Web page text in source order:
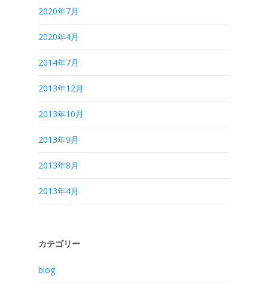
2020年7月
2020年4月
2014年7月
2013年12月
2013年10月
2013年9月
2013年8月
2013年4月
カテゴリー
blog